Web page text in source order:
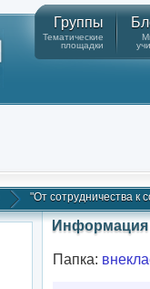
Группы
Тематические
площадки
"От сотрудничества к
Информация
Папка: